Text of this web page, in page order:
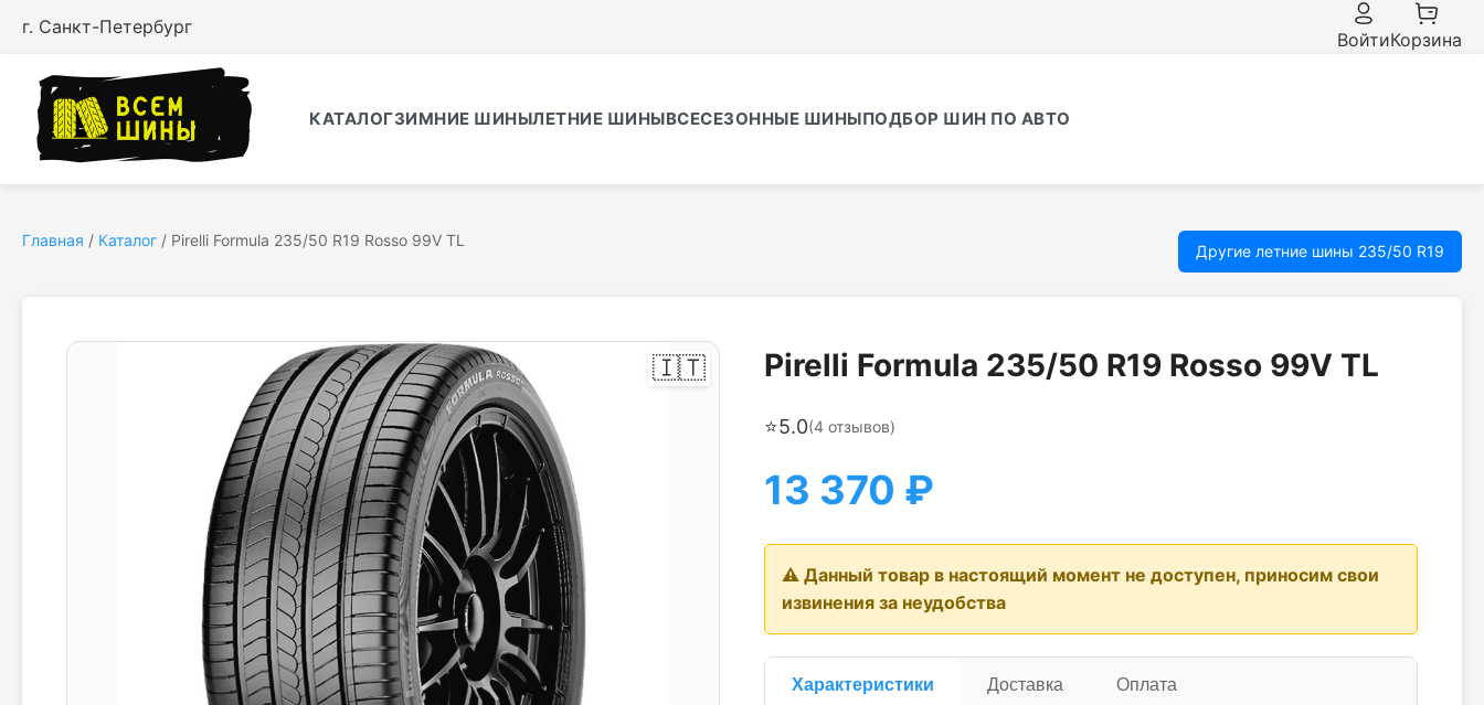
г. Санкт-Петербург
ВойтиКорзина
КАТАЛОГЗИМНИЕ ШИНЫЛЕТНИЕ ШИНЫВСЕСЕЗОННЫЕ ШИНЫПОДБОР ШИН ПО АВТО
Главная / Каталог / Pirelli Formula 235/50 R19 Rosso 99V TL
Другие летние шины 235/50 R19
🇮🇹 Pirelli Formula 235/50 R19 Rosso 99V TL
⭐5.0(4 отзывов)
13 370 ₽
⚠️ Данный товар в настоящий момент не доступен, приносим свои
извинения за неудобства
Характеристики Доставка Оплата